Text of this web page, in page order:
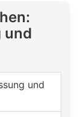
und
und